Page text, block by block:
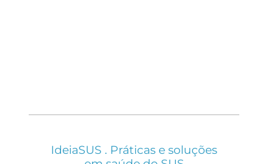
IdeiaSUS . Práticas e soluções